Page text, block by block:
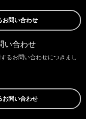
お問い合わせ
い合わせ
るお問い合わせにつきまし
お問い合わせ